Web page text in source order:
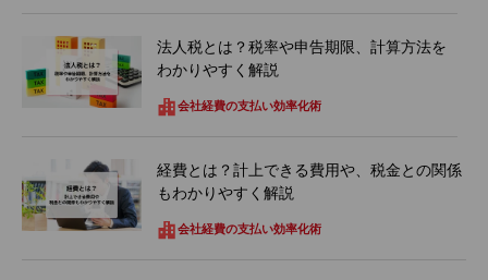
法人税とは？税率や申告期限、計算方法を
わかりやすく解説
会社経費の支払い効率化術
経費とは？計上できる費用や、税金との関係
もわかりやすく解説
会社経費の支払い効率化術